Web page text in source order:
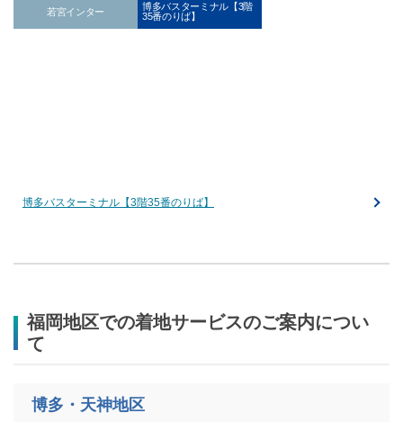
若宮インター
博多バスターミナル【3階
35番のりば】
博多バスターミナル【3階35番のりば】
​​福岡地区での着地サービスのご案内につい
て
博多・天神地区